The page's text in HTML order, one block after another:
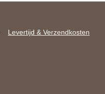
Levertijd & Verzendkosten